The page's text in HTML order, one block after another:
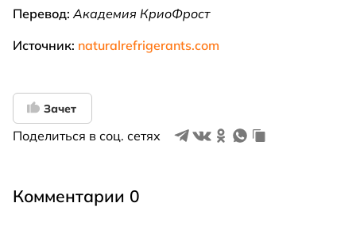
Перевод: Академия КриоФрост
Источник: naturalrefrigerants.com
Зачет
Поделиться в соц. сетях
Комментарии 0